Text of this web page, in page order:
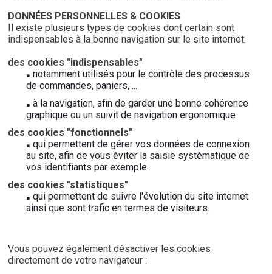
DONNÉES PERSONNELLES & COOKIES
Il existe plusieurs types de cookies dont certain sont
indispensables à la bonne navigation sur le site internet.
des cookies "indispensables"
notamment utilisés pour le contrôle des processus
de commandes, paniers, ...
à la navigation, afin de garder une bonne cohérence
graphique ou un suivit de navigation ergonomique
des cookies "fonctionnels"
qui permettent de gérer vos données de connexion
au site, afin de vous éviter la saisie systématique de
vos identifiants par exemple.
des cookies "statistiques"
qui permettent de suivre l'évolution du site internet
ainsi que sont trafic en termes de visiteurs.
Vous pouvez également désactiver les cookies
directement de votre navigateur :